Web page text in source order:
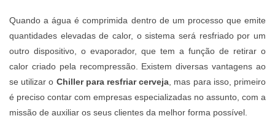
Quando a água é comprimida dentro de um processo que emite
quantidades elevadas de calor, o sistema será resfriado por um
outro dispositivo, o evaporador, que tem a função de retirar o
calor criado pela recompressão. Existem diversas vantagens ao
se utilizar o Chiller para resfriar cerveja , mas para isso, primeiro
é preciso contar com empresas especializadas no assunto, com a
missão de auxiliar os seus clientes da melhor forma possível.